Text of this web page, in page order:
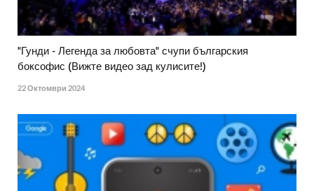
"Гунди - Легенда за любовта" счупи българския
боксофис (Вижте видео зад кулисите!)
22 Октомври 2024